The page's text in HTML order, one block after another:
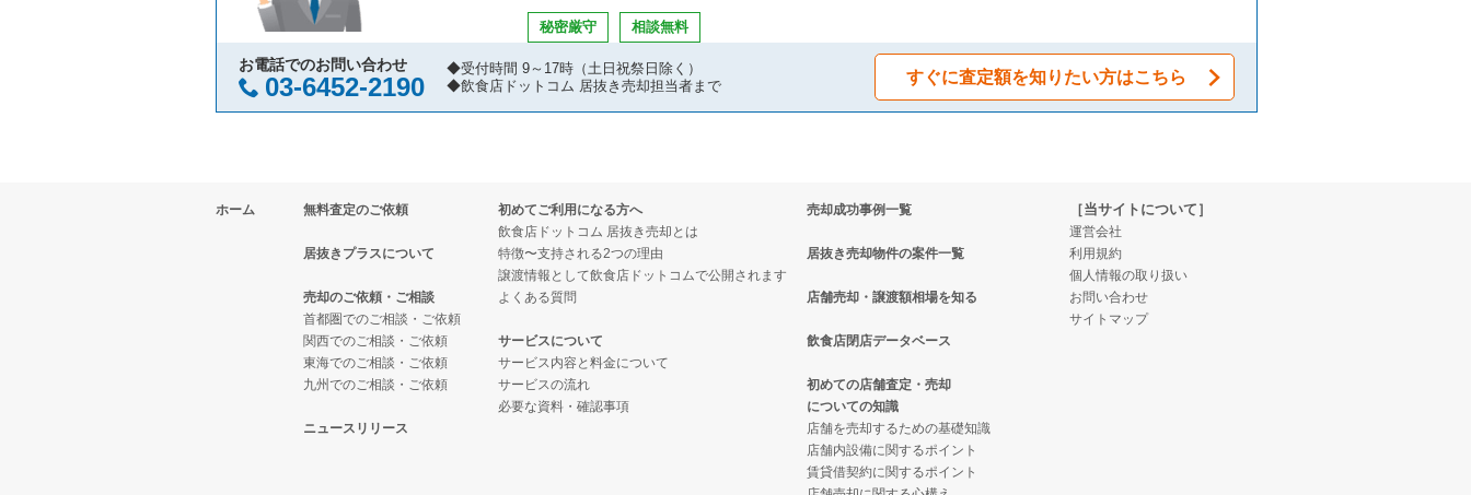
江東区の飲食店の居抜き売却物件の案件一覧
千代田区の飲食店の居抜き売却物件の案件一覧
港区の飲食店の居抜き売却物件の案件一覧
板橋区の飲食店の居抜き売却物件の案件一覧
台東区の飲食店の居抜き売却物件の案件一覧
練馬区の飲食店の居抜き売却物件の案件一覧
豊島区の飲食店の居抜き売却物件の案件一覧
文京区の飲食店の居抜き売却物件の案件一覧
東京23区の寿司の居抜き売却物件の案件一覧
東京23区の焼肉の居抜き売却物件の案件一覧
東京23区の鉄板焼き・お好み焼の居抜き売却物件の案件一覧
東京23区のカフェの居抜き売却物件の案件一覧
東京23区のテイクアウトの居抜き売却物件の案件一覧
東京23区のお弁当・惣菜・デリの居抜き売却物件の案件一覧
東京23区のカラオケ・パブ・スナックの居抜き売却物件の案件一覧
東京23区のバーの居抜き売却物件の案件一覧
小岩駅の鉄板焼き・お好み焼の居抜き売却物件の案件一覧
小岩駅のテイクアウトの居抜き売却物件の案件一覧
小岩駅のお弁当・惣菜・デリの居抜き売却物件の案件一覧
小岩駅のバーの居抜き売却物件の案件一覧
小岩駅の居酒屋・ダイニングバーの居抜き売却物件の案件一覧
小岩駅の和食の居抜き売却物件の案件一覧
小岩駅の洋食の居抜き売却物件の案件一覧
秘密厳守 相談無料
お電話でのお問い合わせ
03-6452-2190
◆受付時間 9～17時（土日祝祭日除く）
◆飲食店ドットコム 居抜き売却担当者まで
すぐに査定額を知りたい方はこちら
ホーム 無料査定のご依頼
居抜きプラスについて
売却のご依頼・ご相談
首都圏でのご相談・ご依頼
関西でのご相談・ご依頼
東海でのご相談・ご依頼
九州でのご相談・ご依頼
ニュースリリース
初めてご利用になる方へ
飲食店ドットコム 居抜き売却とは
特徴〜支持される2つの理由
譲渡情報として飲食店ドットコムで公開されます
よくある質問
サービスについて
サービス内容と料金について
サービスの流れ
必要な資料・確認事項
売却成功事例一覧
居抜き売却物件の案件一覧
店舗売却・譲渡額相場を知る
飲食店閉店データベース
初めての店舗査定・売却
についての知識
店舗を売却するための基礎知識
店舗内設備に関するポイント
賃貸借契約に関するポイント
［当サイトについて］
運営会社
利用規約
個人情報の取り扱い
お問い合わせ
サイトマップ